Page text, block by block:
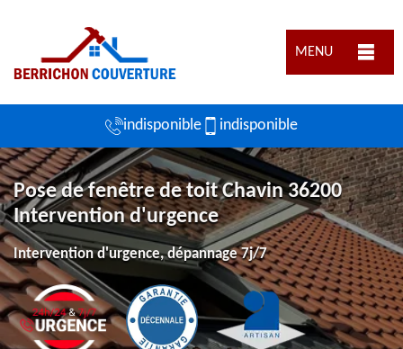
MENU
indisponible indisponible
Pose de fenêtre de toit Chavin 36200
Intervention d'urgence
Intervention d'urgence, dépannage 7j/7